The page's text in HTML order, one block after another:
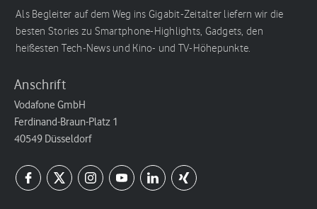
Als Begleiter auf dem Weg ins Gigabit-Zeitalter liefern wir die
besten Stories zu Smartphone-Highlights, Gadgets, den
heißesten Tech-News und Kino- und TV-Höhepunkte.
Anschrift
Vodafone GmbH
Ferdinand-Braun-Platz 1
40549 Düsseldorf